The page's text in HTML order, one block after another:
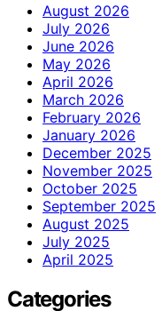
August 2026
July 2026
June 2026
May 2026
April 2026
March 2026
February 2026
January 2026
December 2025
November 2025
October 2025
September 2025
August 2025
July 2025
April 2025
Categories